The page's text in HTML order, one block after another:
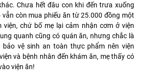
Chưa hết đâu con khi đến trưa xuống
còn mua phiếu ăn từ 25.000 đồng một
chứ bố mẹ lại cảm nhận cơm ở viện
quanh cũng có quán ăn, nhưng chắc là
vệ sinh an toàn thực phẩm nên viện
và bệnh nhân đến khám ăn, mẹ thấy có
viện ăn!